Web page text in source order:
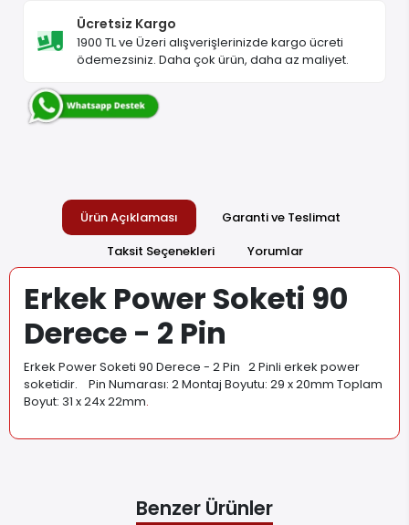
Ücretsiz Kargo
1900 TL ve Üzeri alışverişlerinizde kargo ücreti
ödemezsiniz. Daha çok ürün, daha az maliyet.
Ürün Açıklaması
Garanti ve Teslimat
Taksit Seçenekleri
Yorumlar
Erkek Power Soketi 90
Derece - 2 Pin
Erkek Power Soketi 90 Derece - 2 Pin 2 Pinli erkek power
soketidir. Pin Numarası: 2 Montaj Boyutu: 29 x 20mm Toplam
Boyut: 31 x 24x 22mm.
Benzer Ürünler